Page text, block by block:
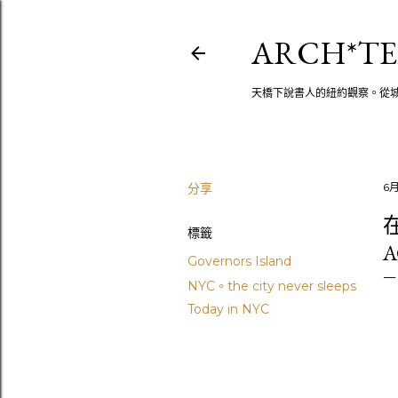
天橋下說書人的紐約觀察。從
分享
標籤
Governors Island
NYC。the city never sleeps
Today in NYC
6